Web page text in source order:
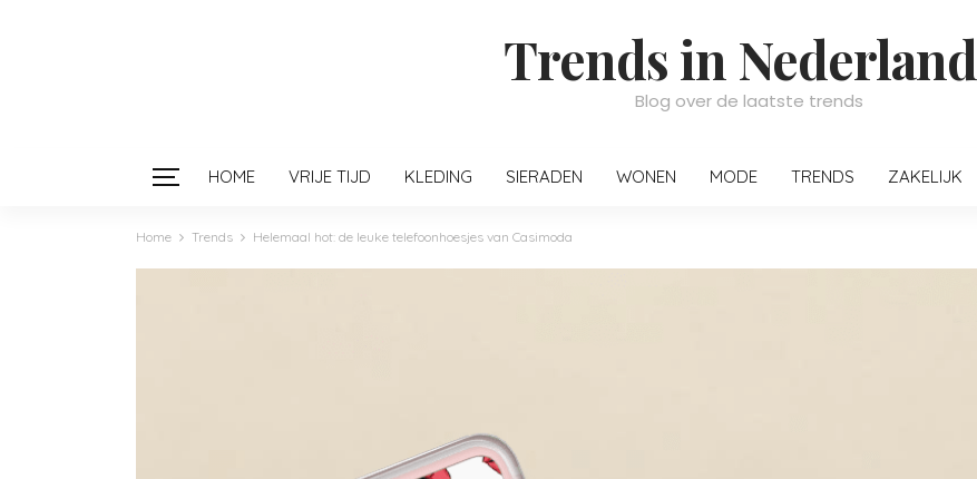
Trends in Nederland
Blog over de laatste trends
HOME VRIJE TIJD KLEDING SIERADEN WONEN MODE TRENDS ZAKELIJK
Home Trends Helemaal hot: de leuke telefoonhoesjes van Casimoda